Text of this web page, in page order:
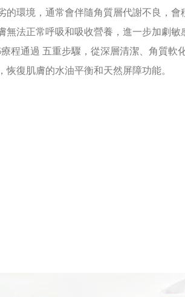
的環境，通常會伴隨角質層代謝不良，會
無法正常呼吸和吸收營養，進一步加劇
程通過 五重步驟，從深層清潔、角質軟
恢復肌膚的水油平衡和天然屏障功能。